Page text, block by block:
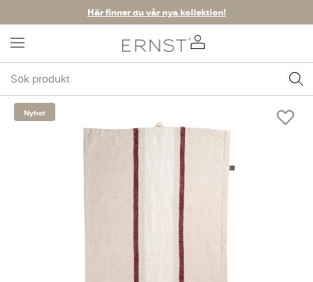
Här finner du vår nya kollektion!
Nyhet